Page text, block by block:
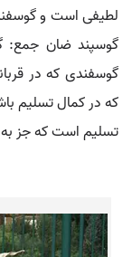
لطیفی است و
که در کمال تسلیم
تسلیم است که جز به